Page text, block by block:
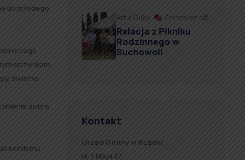
do młodego
uczynkom
światła
dobra
każdemu
Artur Ruka Comment off
Relacja z Pikniku
Rodzinnego w
Suchowoli
Kontakt
Urząd Gminy w Rząśni
ul. 1 Maja 37